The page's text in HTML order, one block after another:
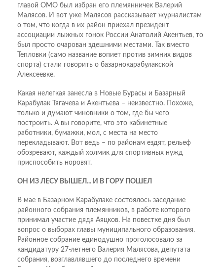
главой ОМО был избран его племянничек Валерий
Малясов. И вот уже Малясов рассказывает журналистам
о том, что когда в их район приехал президент
ассоциации лыжных гонок России Анатолий Акентьев, то
был просто очарован здешними местами. Так вместо
Тепловки (само название вопиет против зимних видов
спорта) стали говорить о базарнокарабулакской
Алексеевке.
Какая нелегкая занесла в Новые Бурасы и Базарный
Карабулак Тягачева и Акентьева – неизвестно. Похоже,
только и думают чиновники о том, где бы чего
построить. А вы говорите, что это кабинетные
работники, бумажки, мол, с места на место
перекладывают. Вот ведь – по районам ездят, рельеф
обозревают, каждый холмик для спортивных нужд
приспособить норовят.
ОН ИЗ ЛЕСУ ВЫШЕЛ... И В ГОРУ ПОШЕЛ
В мае в Базарном Карабулаке состоялось заседание
районного собрания племянников, в работе которого
принимал участие дядя Аяцков. На повестке дня был
вопрос о выборах главы муниципального образования.
Районное собрание единодушно проголосовало за
кандидатуру 27-летнего Валерия Малясова, депутата
собрания, возглавлявшего до последнего времени